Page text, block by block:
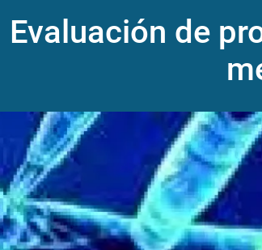
Evaluación de